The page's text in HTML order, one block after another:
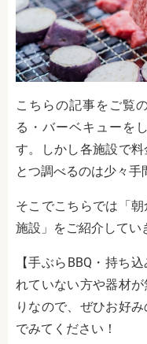
こちらの記事をご覧
る・バーベキューを
す。しかし各施設で
とつ調べるのは少々手
そこでこちらでは「
施設」をご紹介してい
【手ぶらBBQ・持ち
れていない方や器材
りなので、ぜひお好
でみてください！